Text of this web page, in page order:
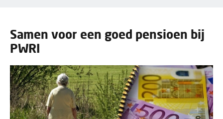
Samen voor een goed pensioen bij
PWRI